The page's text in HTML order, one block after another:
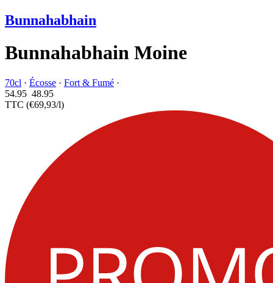
Bunnahabhain
Bunnahabhain Moine
70cl · Écosse · Fort & Fumé ·
54.95 48.95
TTC (€69,93/l)